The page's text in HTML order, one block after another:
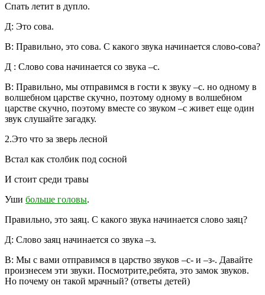
Спать летит в дупло.
Д: Это сова.
В: Правильно, это сова. С какого звука начинается слово-сова?
Д : Слово сова начинается со звука –с.
В: Правильно, мы отправимся в гости к звуку –с. но одному в
волшебном царстве скучно, поэтому одному в волшебном
царстве скучно, поэтому вместе со звуком –с живет еще один
звук слушайте загадку.
2.Это что за зверь лесной
Встал как столбик под сосной
И стоит среди травы
Уши больше головы.
Правильно, это заяц. С какого звука начинается слово заяц?
Д: Слово заяц начинается со звука –з.
В: Мы с вами отправимся в царство звуков –с- и –з-. Давайте
произнесем эти звуки. Посмотрите,ребята, это замок звуков.
Но почему он такой мрачный? (ответы детей)